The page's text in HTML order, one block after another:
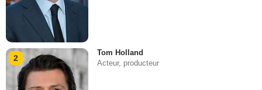
2
Tom Holland
Acteur, producteur